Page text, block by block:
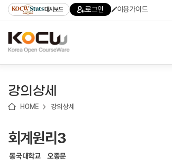
기
기
기
content)
가
대시보드 로그인 이용가이드
강의상세
HOME 강의상세
회계원리3
동국대학교 오종문